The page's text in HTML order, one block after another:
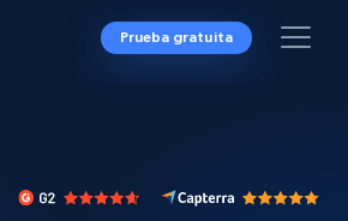
Prueba gratuita